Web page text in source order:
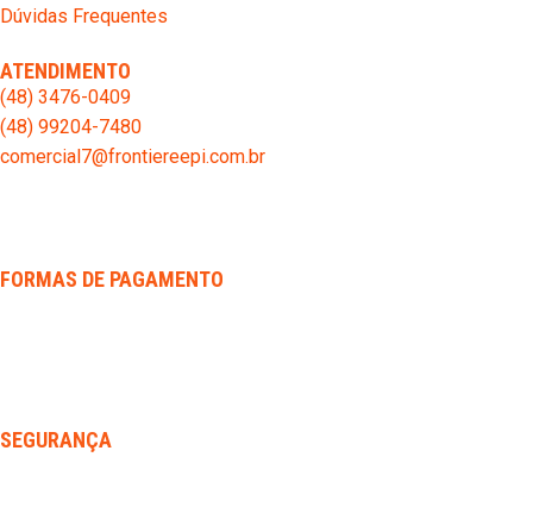
Dúvidas Frequentes
ATENDIMENTO
(48) 3476-0409
(48) 99204-7480
comercial7@frontiereepi.com.br
FORMAS DE PAGAMENTO
SEGURANÇA